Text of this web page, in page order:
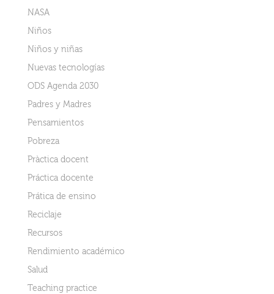
NASA
Niños
Niños y niñas
Nuevas tecnologías
ODS Agenda 2030
Padres y Madres
Pensamientos
Pobreza
Pràctica docent
Práctica docente
Prática de ensino
Reciclaje
Recursos
Rendimiento académico
Salud
Teaching practice